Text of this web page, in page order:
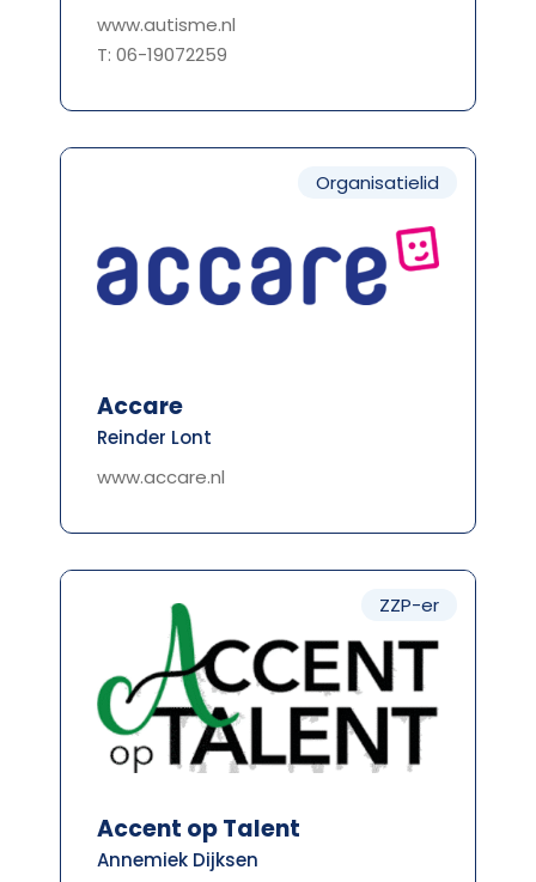
www.autisme.nl
T: 06-19072259
Organisatielid
Accare
Reinder Lont
www.accare.nl
ZZP-er
Accent op Talent
Annemiek Dijksen